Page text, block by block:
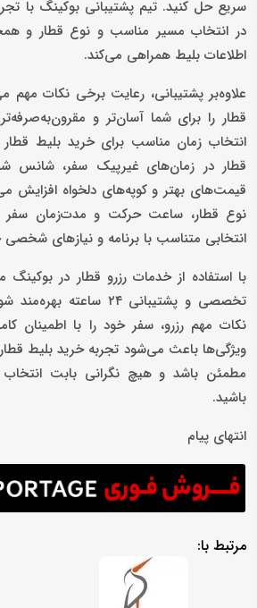
سریع حل کنید. تیم پشتیبانی بوکینگ با
در انتخاب مسیر مناسب و نوع قطار و
اطلاعات بلیط همراهی می‌کند.
علاوه‌بر پشتیبانی، رعایت برخی نکات مهم
قطار را برای شما آسان‌تر و
انتخاب زمان مناسب برای خرید بلیط
قطار در زمان‌های غیرپیک سفر، شانس
قیمت‌های بهتر و کوپه‌های دلخواه افزایش
نوع قطار، ساعت حرکت و مدت‌زمان سفر
انتخابی متناسب با برنامه و نیازهای شخصی
با استفاده از خدمات رزرو قطار در بوکینگ
تخصصی و پشتیبانی ۲۴
نکات مهم رزرو، سفر خود را با اطمینان
ویژگی‌ها باعث می‌شود تجربه خرید بلیط
مطمئن باشد و هیچ نگرانی بابت
باشید.
انتهای پیام
مرتبط با: